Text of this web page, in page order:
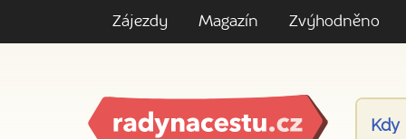
Zájezdy Magazín Zvýhodněno